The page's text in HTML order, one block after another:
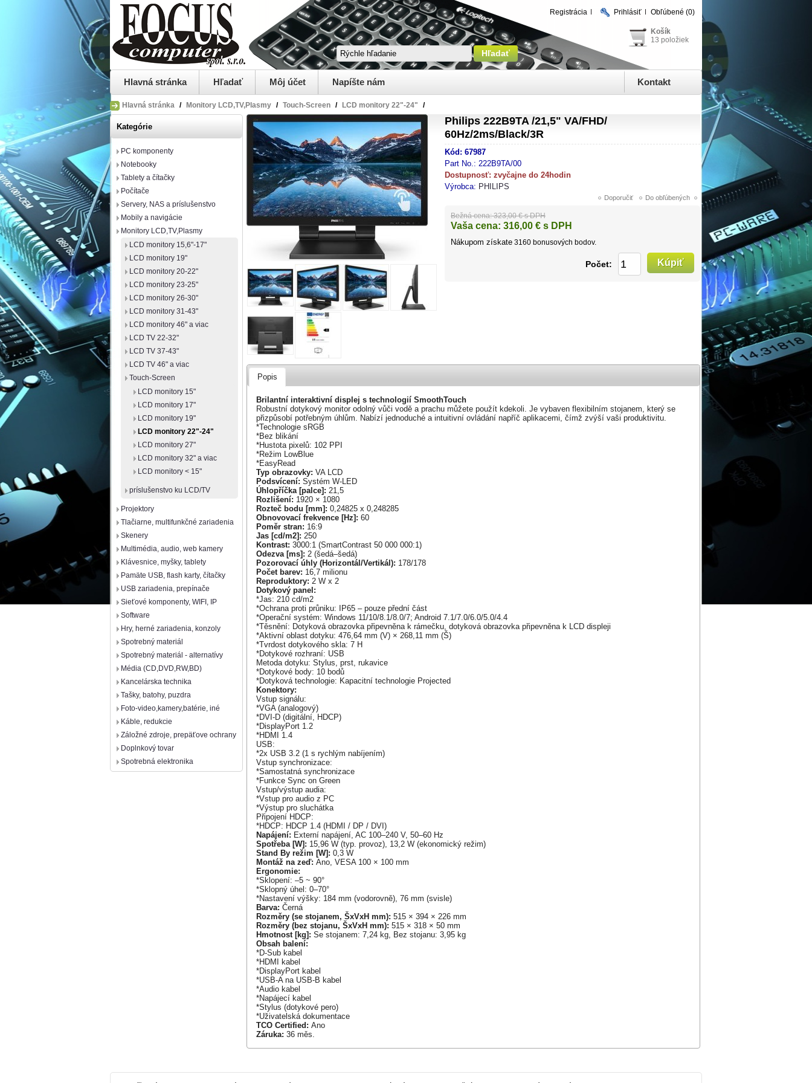
Registrácia Prihlásiť Obľúbené (0)
Košík
13 položiek
Hlavná stránka Hľadať Môj účet Napíšte nám Kontakt
Hlavná stránka / Monitory LCD,TV,Plasmy / Touch-Screen / LCD monitory 22"-24" /
Kategórie
PC komponenty
Notebooky
Tablety a čítačky
Počítače
Servery, NAS a príslušenstvo
Mobily a navigácie
Monitory LCD,TV,Plasmy
LCD monitory 15,6"-17"
LCD monitory 19"
LCD monitory 20-22"
LCD monitory 23-25"
LCD monitory 26-30"
LCD monitory 31-43"
LCD monitory 46" a viac
LCD TV 22-32"
LCD TV 37-43"
LCD TV 46" a viac
Touch-Screen
LCD monitory 15"
LCD monitory 17"
LCD monitory 19"
LCD monitory 22"-24"
LCD monitory 27"
LCD monitory 32" a viac
LCD monitory < 15"
príslušenstvo ku LCD/TV
Projektory
Tlačiarne, multifunkčné zariadenia
Skenery
Multimédia, audio, web kamery
Klávesnice, myšky, tablety
Pamäte USB, flash karty, čítačky
USB zariadenia, prepínače
Sieťové komponenty, WIFI, IP
Software
Hry, herné zariadenia, konzoly
Spotrebný materiál
Spotrebný materiál - alternatívy
Média (CD,DVD,RW,BD)
Kancelárska technika
Tašky, batohy, puzdra
Foto-video,kamery,batérie, iné
Káble, redukcie
Záložné zdroje, prepäťove ochrany
Doplnkový tovar
Spotrebná elektronika
Philips 222B9TA /21,5" VA/FHD/
60Hz/2ms/Black/3R
Kód: 67987
Part No.: 222B9TA/00
Dostupnosť: zvyčajne do 24hodin
Výrobca: PHILIPS
Bežná cena: 323,00 € s DPH
Vaša cena: 316,00 € s DPH
Nákupom získate 3160 bonusových bodov.
Počet:
Popis
Brilantní interaktivní displej s technologií SmoothTouch
Robustní dotykový monitor odolný vůči vodě a prachu můžete použít kdekoli. Je vybaven flexibilním stojanem, který se
přizpůsobí potřebným úhlům. Nabízí jednoduché a intuitivní ovládání napříč aplikacemi, čímž zvýší vaši produktivitu.
*Technologie sRGB
*Bez blikání
*Hustota pixelů: 102 PPI
*Režim LowBlue
*EasyRead
Typ obrazovky: VA LCD
Podsvícení: Systém W-LED
Úhlopříčka [palce]: 21,5
Rozlišení: 1920 × 1080
Rozteč bodu [mm]: 0,24825 x 0,248285
Obnovovací frekvence [Hz]: 60
Poměr stran: 16:9
Jas [cd/m2]: 250
Kontrast: 3000:1 (SmartContrast 50 000 000:1)
Odezva [ms]: 2 (šedá–šedá)
Pozorovací úhly (Horizontál/Vertikál): 178/178
Počet barev: 16,7 milionu
Reproduktory: 2 W x 2
Dotykový panel:
*Jas: 210 cd/m2
*Ochrana proti průniku: IP65 – pouze přední část
*Operační systém: Windows 11/10/8.1/8.0/7; Android 7.1/7.0/6.0/5.0/4.4
*Těsnění: Dotyková obrazovka připevněna k rámečku, dotyková obrazovka připevněna k LCD displeji
*Aktivní oblast dotyku: 476,64 mm (V) × 268,11 mm (Š)
*Tvrdost dotykového skla: 7 H
*Dotykové rozhraní: USB
Metoda dotyku: Stylus, prst, rukavice
*Dotykové body: 10 bodů
*Dotyková technologie: Kapacitní technologie Projected
Konektory:
Vstup signálu:
*VGA (analogový)
*DVI-D (digitální, HDCP)
*DisplayPort 1.2
*HDMI 1.4
USB:
*2x USB 3.2 (1 s rychlým nabíjením)
Vstup synchronizace:
*Samostatná synchronizace
*Funkce Sync on Green
Vstup/výstup audia:
*Vstup pro audio z PC
*Výstup pro sluchátka
Připojení HDCP:
*HDCP: HDCP 1.4 (HDMI / DP / DVI)
Napájení: Externí napájení, AC 100–240 V, 50–60 Hz
Spotřeba [W]: 15,96 W (typ. provoz), 13,2 W (ekonomický režim)
Stand By režim [W]: 0,3 W
Montáž na zeď: Ano, VESA 100 × 100 mm
Ergonomie:
*Sklopení: –5 ~ 90°
*Sklopný úhel: 0–70°
*Nastavení výšky: 184 mm (vodorovně), 76 mm (svisle)
Barva: Černá
Rozměry (se stojanem, ŠxVxH mm): 515 × 394 × 226 mm
Rozměry (bez stojanu, ŠxVxH mm): 515 × 318 × 50 mm
Hmotnost [kg]: Se stojanem: 7,24 kg, Bez stojanu: 3,95 kg
Obsah balení:
*D-Sub kabel
*HDMI kabel
*DisplayPort kabel
*USB-A na USB-B kabel
*Audio kabel
*Napájecí kabel
*Stylus (dotykové pero)
*Uživatelská dokumentace
TCO Certified: Ano
Záruka: 36 měs.